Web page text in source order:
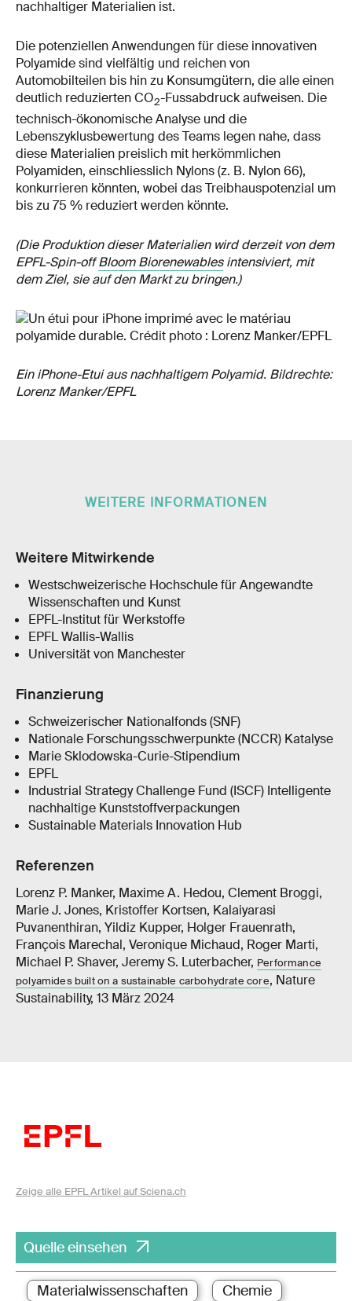
nachhaltiger Materialien ist.
Die potenziellen Anwendungen für diese innovativen
Polyamide sind vielfältig und reichen von
Automobilteilen bis hin zu Konsumgütern, die alle einen
deutlich reduzierten CO2-Fussabdruck aufweisen. Die
technisch-ökonomische Analyse und die
Lebenszyklusbewertung des Teams legen nahe, dass
diese Materialien preislich mit herkömmlichen
Polyamiden, einschliesslich Nylons (z. B. Nylon 66),
konkurrieren könnten, wobei das Treibhauspotenzial um
bis zu 75 % reduziert werden könnte.
(Die Produktion dieser Materialien wird derzeit von dem
EPFL-Spin-offBloom Biorenewablesintensiviert, mit
dem Ziel, sie auf den Markt zu bringen.)
Ein iPhone-Etui aus nachhaltigem Polyamid. Bildrechte:
Lorenz Manker/EPFL
WEITERE INFORMATIONEN
Weitere Mitwirkende
Westschweizerische Hochschule für Angewandte
Wissenschaften und Kunst
EPFL-Institut für Werkstoffe
EPFL Wallis-Wallis
Universität von Manchester
Finanzierung
Schweizerischer Nationalfonds (SNF)
Nationale Forschungsschwerpunkte (NCCR) Katalyse
Marie Sklodowska-Curie-Stipendium
EPFL
Industrial Strategy Challenge Fund (ISCF) Intelligente
nachhaltige Kunststoffverpackungen
Sustainable Materials Innovation Hub
Referenzen
Lorenz P. Manker, Maxime A. Hedou, Clement Broggi,
Marie J. Jones, Kristoffer Kortsen, Kalaiyarasi
Puvanenthiran, Yildiz Kupper, Holger Frauenrath,
François Marechal, Veronique Michaud, Roger Marti,
Michael P. Shaver, Jeremy S. Luterbacher, Performance
polyamides built on a sustainable carbohydrate core, Nature
Sustainability, 13 März 2024
Zeige alle EPFL Artikel auf Sciena.ch
Quelle einsehen
Materialwissenschaften
Chemie